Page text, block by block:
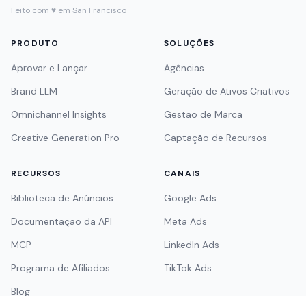
Feito com ♥ em San Francisco
PRODUTO
Aprovar e Lançar
Brand LLM
Omnichannel Insights
Creative Generation Pro
SOLUÇÕES
Agências
Geração de Ativos Criativos
Gestão de Marca
Captação de Recursos
RECURSOS
Biblioteca de Anúncios
Documentação da API
MCP
Programa de Afiliados
Blog
CANAIS
Google Ads
Meta Ads
LinkedIn Ads
TikTok Ads